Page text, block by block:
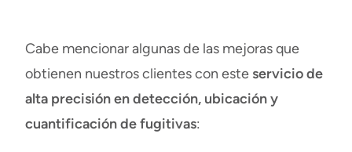
Cabe mencionar algunas de las mejoras que
obtienen nuestros clientes con este servicio de
alta precisión en detección, ubicación y
cuantificación de fugitivas: